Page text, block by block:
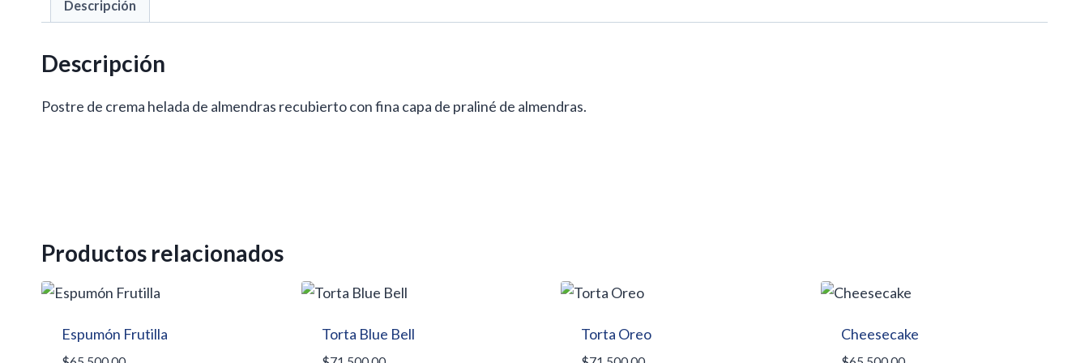
Descripción
Descripción
Postre de crema helada de almendras recubierto con fina capa de praliné de almendras.
Productos relacionados
Espumón Frutilla Torta Blue Bell Torta Oreo Cheesecake